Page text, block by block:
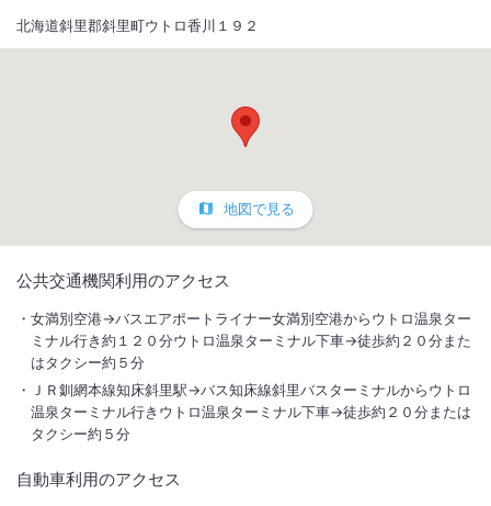
知床の森のなかで動物や子供達が楽しく過ごせる様、新たな知床滞在を
御提案いたします。
【グループホテル一覧】
北こぶし知床HOTEL＆RESORT
北海道斜里郡斜里町ウトロ香川１９２
地図で見る
公共交通機関利用のアクセス
女満別空港→バスエアポートライナー女満別空港からウトロ温泉ター
ミナル行き約１２０分ウトロ温泉ターミナル下車→徒歩約２０分また
はタクシー約５分
ＪＲ釧網本線知床斜里駅→バス知床線斜里バスターミナルからウトロ
温泉ターミナル行きウトロ温泉ターミナル下車→徒歩約２０分または
タクシー約５分
自動車利用のアクセス